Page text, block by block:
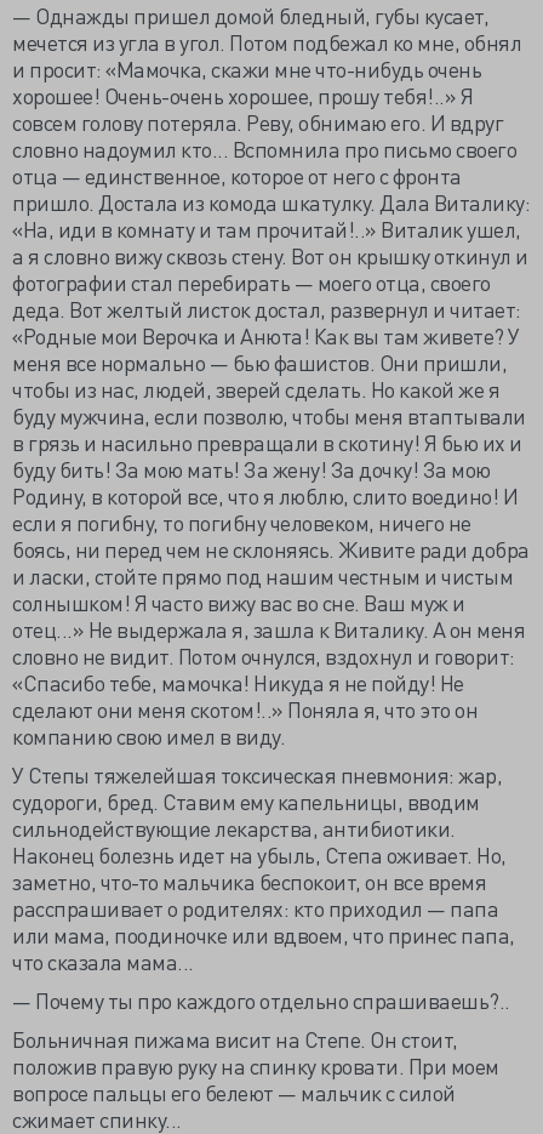
— Однажды пришел домой бледный, губы кусает,
мечется из угла в угол. Потом подбежал ко мне, обнял
и просит: «Мамочка, скажи мне что-нибудь очень
хорошее! Очень-очень хорошее, прошу тебя!..» Я
совсем голову потеряла. Реву, обнимаю его. И вдруг
словно надоумил кто... Вспомнила про письмо своего
отца — единственное, которое от него с фронта
пришло. Достала из комода шкатулку. Дала Виталику:
«На, иди в комнату и там прочитай!..» Виталик ушел,
а я словно вижу сквозь стену. Вот он крышку откинул и
фотографии стал перебирать — моего отца, своего
деда. Вот желтый листок достал, развернул и читает:
«Родные мои Верочка и Анюта! Как вы там живете? У
меня все нормально — бью фашистов. Они пришли,
чтобы из нас, людей, зверей сделать. Но какой же я
буду мужчина, если позволю, чтобы меня втаптывали
в грязь и насильно превращали в скотину! Я бью их и
буду бить! За мою мать! За жену! За дочку! За мою
Родину, в которой все, что я люблю, слито воедино! И
если я погибну, то погибну человеком, ничего не
боясь, ни перед чем не склоняясь. Живите ради добра
и ласки, стойте прямо под нашим честным и чистым
солнышком! Я часто вижу вас во сне. Ваш муж и
отец...» Не выдержала я, зашла к Виталику. А он меня
словно не видит. Потом очнулся, вздохнул и говорит:
«Спасибо тебе, мамочка! Никуда я не пойду! Не
сделают они меня скотом!..» Поняла я, что это он
компанию свою имел в виду.
У Степы тяжелейшая токсическая пневмония: жар,
судороги, бред. Ставим ему капельницы, вводим
сильнодействующие лекарства, антибиотики.
Наконец болезнь идет на убыль, Степа оживает. Но,
заметно, что-то мальчика беспокоит, он все время
расспрашивает о родителях: кто приходил — папа
или мама, поодиночке или вдвоем, что принес папа,
что сказала мама...
— Почему ты про каждого отдельно спрашиваешь?..
Больничная пижама висит на Степе. Он стоит,
положив правую руку на спинку кровати. При моем
вопросе пальцы его белеют — мальчик с силой
сжимает спинку...